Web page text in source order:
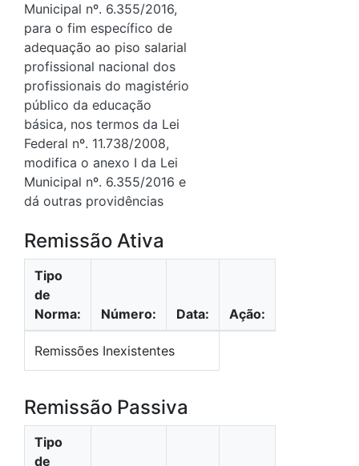
Municipal nº. 6.355/2016,
para o fim específico de
adequação ao piso salarial
profissional nacional dos
profissionais do magistério
público da educação
básica, nos termos da Lei
Federal nº. 11.738/2008,
modifica o anexo I da Lei
Municipal nº. 6.355/2016 e
dá outras providências
Remissão Ativa
Tipo
de
Norma:
Número: Data: Ação:
Remissões Inexistentes
Remissão Passiva
Tipo
de